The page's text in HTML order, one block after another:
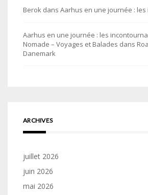
Berok dans Aarhus en une journée :
Aarhus en une journée : les
Nomade – Voyages et Balades dans
Danemark
ARCHIVES
juillet 2026
juin 2026
mai 2026